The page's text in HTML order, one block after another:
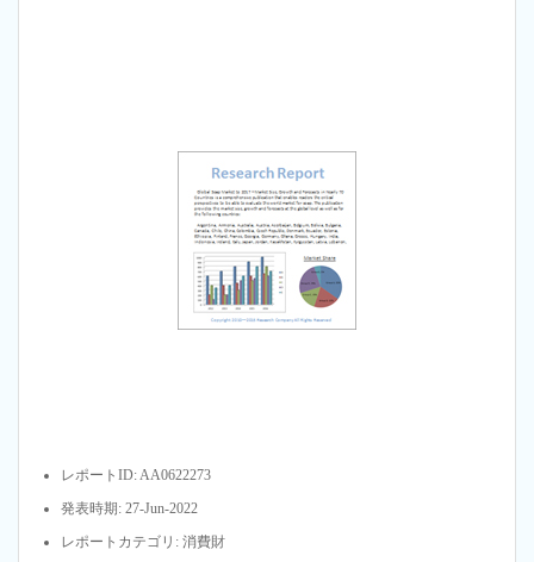
レポートID: AA0622273
発表時期: 27-Jun-2022
レポートカテゴリ: 消費財